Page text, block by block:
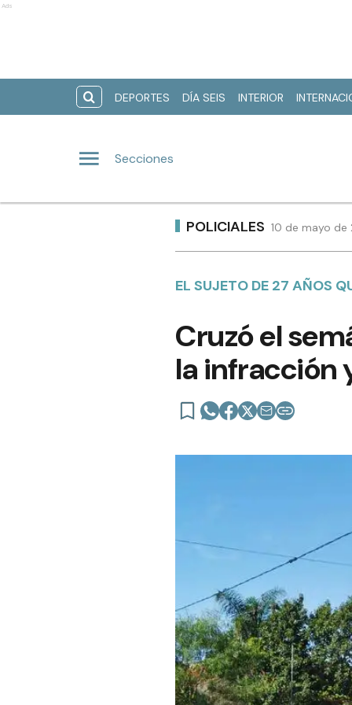
Ads
DEPORTES DÍA SEIS INTERIOR
Secciones
POLICIALES 10 de mayo
EL SUJETO DE 27 AÑOS
Cruzó el
la infracción